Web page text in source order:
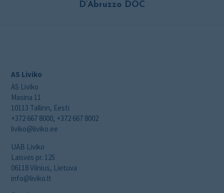
D‘Abruzzo DOC
AS Liviko
AS Liviko
Masina 11
10113 Tallinn, Eesti
+372 667 8000, +372 667 8002
liviko@liviko.ee
UAB Liviko
Laisvės pr. 125
06118 Vilnius, Lietuva
info@liviko.lt